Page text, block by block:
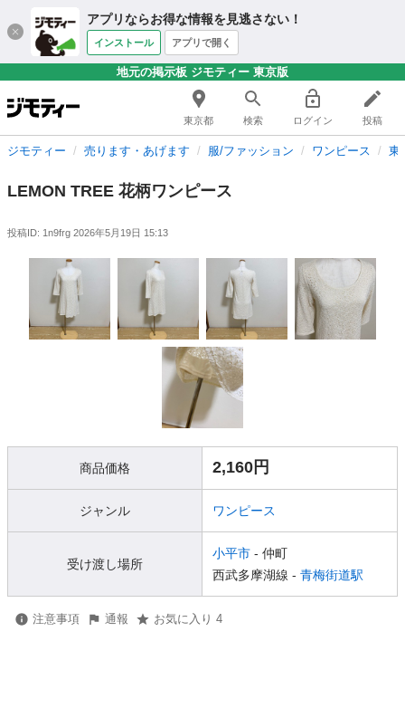
アプリならお得な情報を見逃さない！
インストール アプリで開く
地元の掲示板 ジモティー 東京版
東京都 検索 ログイン 投稿
ジモティー 売ります・あげます 服/ファッション ワンピース 東
LEMON TREE 花柄ワンピース
投稿ID: 1n9frg 2026年5月19日 15:13
商品価格 2,160円
ジャンル ワンピース
受け渡し場所
小平市 - 仲町
西武多摩湖線 - 青梅街道駅
注意事項 通報 お気に入り 4